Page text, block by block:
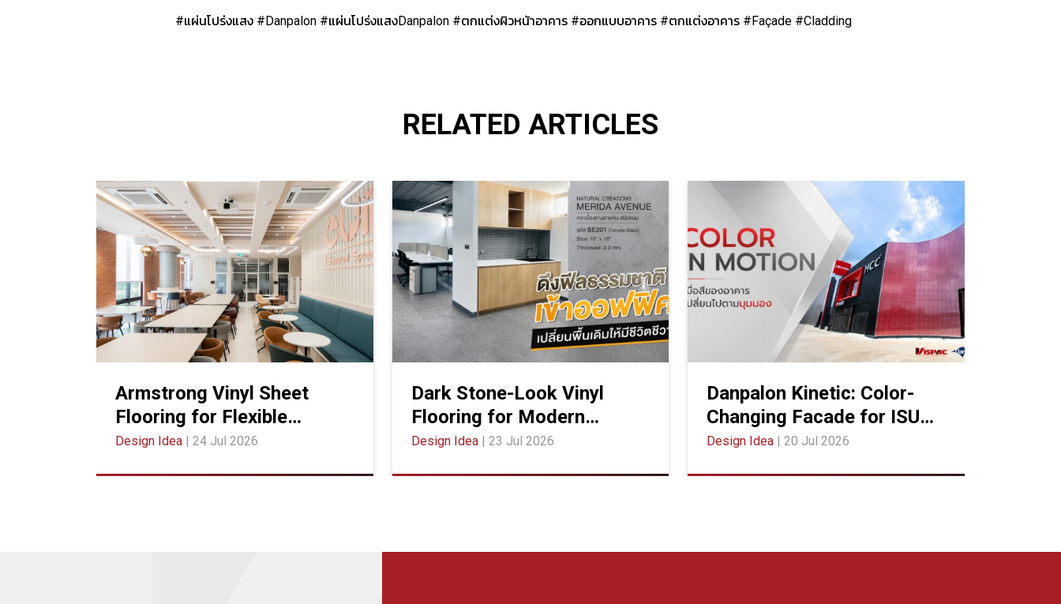
#แผ่นโปร่งแสง #Danpalon #แผ่นโปร่งแสงDanpalon #ตกแต่งผิวหน้าอาคาร #ออกแบบอาคาร #ตกแต่งอาคาร #Façade #Cladding
RELATED ARTICLES
Armstrong Vinyl Sheet
Flooring for Flexible
Learning Spaces | CUii i-
Design Idea | 24 Jul 2026
Dark Stone-Look Vinyl
Flooring for Modern
Offices
Design Idea| 23 Jul 2026
Danpalon Kinetic: Color-
Changing Facade for ISUZU
HCC Chonburi
Design Idea | 20 Jul 2026